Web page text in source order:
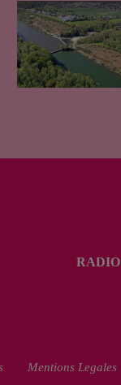
RADIO
Mentions Legales